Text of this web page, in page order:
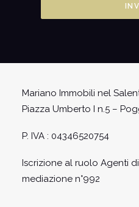
Mariano Immobili nel
Piazza Umberto I n.5 –
P. IVA : 04346520754
Iscrizione al ruolo Agenti
mediazione n°992